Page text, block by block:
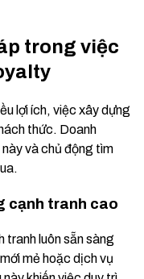
trong việc
lợi ích, việc xây dựng
thức. Doanh
này và chủ động tìm
cạnh tranh cao
tranh luôn sẵn sàng
mẻ hoặc dịch vụ